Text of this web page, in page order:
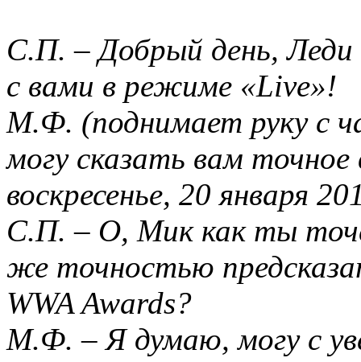
С.П. – Добрый день,
с вами в режиме «Live»!
М.Ф. (поднимает руку с
могу сказать вам точное
воскресенье, 20 января
С.П. – О, Мик как ты
же точностью
WWA Awards?
М.Ф. – Я думаю, могу с